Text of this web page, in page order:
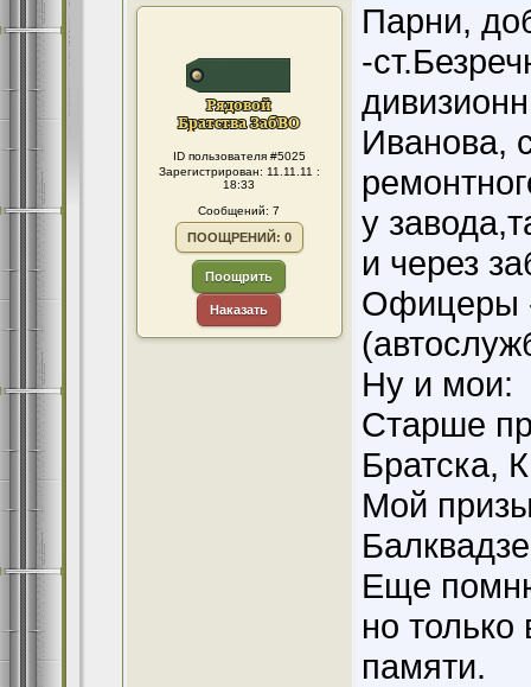
ID пользователя #5025
Зарегистрирован: 11.11.11 :
18:33
Сообщений: 7
ПООЩРЕНИЙ: 0
Поощрить
Наказать
Парни,
-
Иванова,
у
и через
Офицеры -
Ну и мои:
Старше
Братска,
Мой
Еще
но только
памяти.